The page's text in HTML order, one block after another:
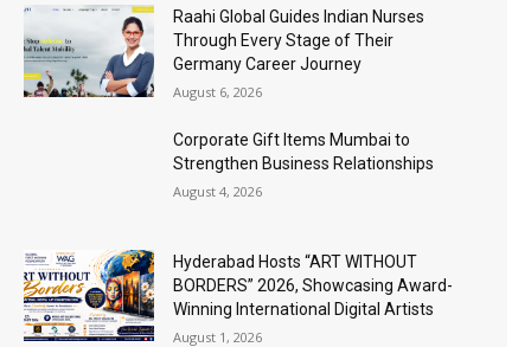
Raahi Global Guides Indian Nurses
Through Every Stage of Their
Germany Career Journey
August 6, 2026
Corporate Gift Items Mumbai to
Strengthen Business Relationships
August 4, 2026
Hyderabad Hosts “ART WITHOUT
BORDERS” 2026, Showcasing Award-
Winning International Digital Artists
August 1, 2026